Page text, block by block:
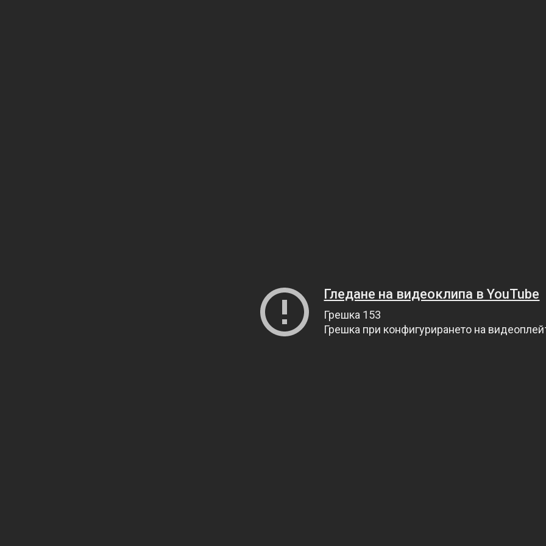
Гледане на видеоклипа в YouTube
Грешка 153
Грешка при конфигурирането на